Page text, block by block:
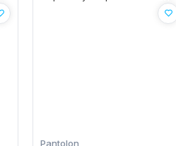
Pantolon